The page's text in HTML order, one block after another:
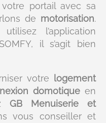
portail avec sa
de motorisation.
l’application
il s’agit bien
votre
logement
domotiqueen
GB Menuiserie et
vous conseiller et